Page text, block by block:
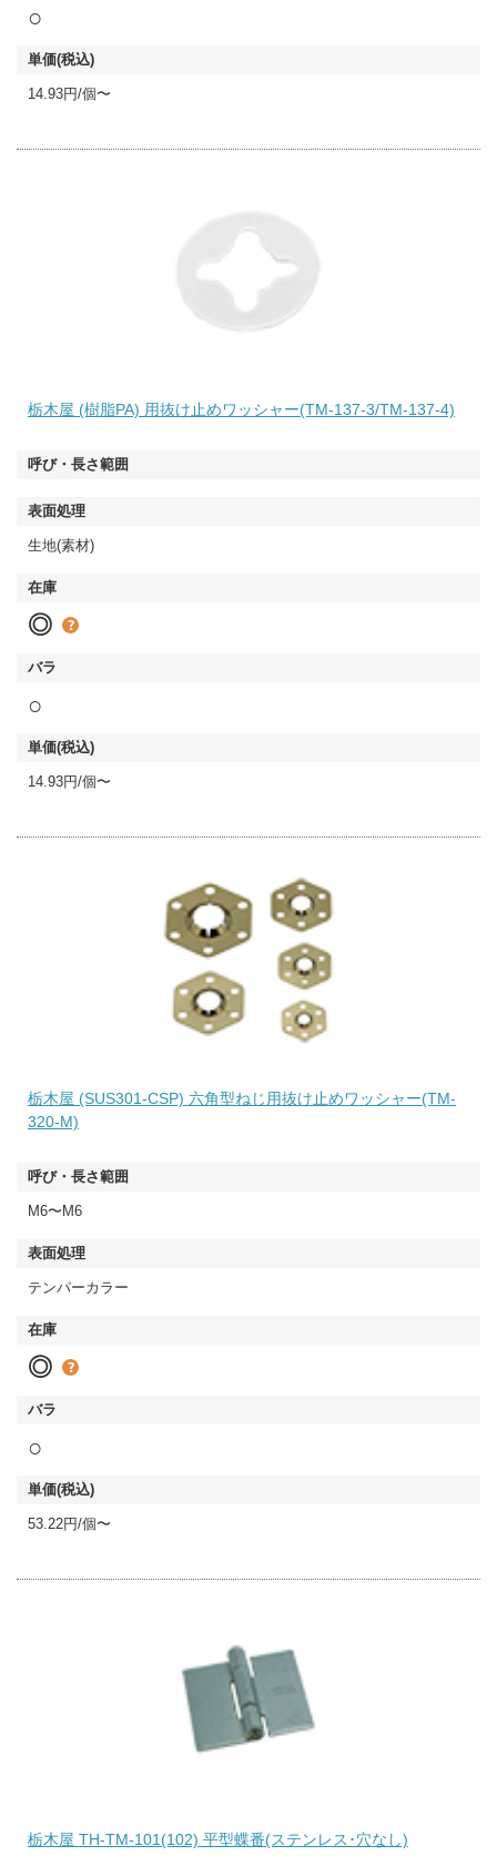
○
14.93円/個〜
栃木屋 (樹脂PA) 用抜け止めワッシャー(TM-137-3/TM-137-4)
生地(素材)
◎
○
14.93円/個〜
栃木屋 (SUS301-CSP) 六角型ねじ用抜け止めワッシャー(TM-
320-M)
M6〜M6
テンパーカラー
◎
○
53.22円/個〜
栃木屋 TH-TM-101(102) 平型蝶番(ステンレス･穴なし)